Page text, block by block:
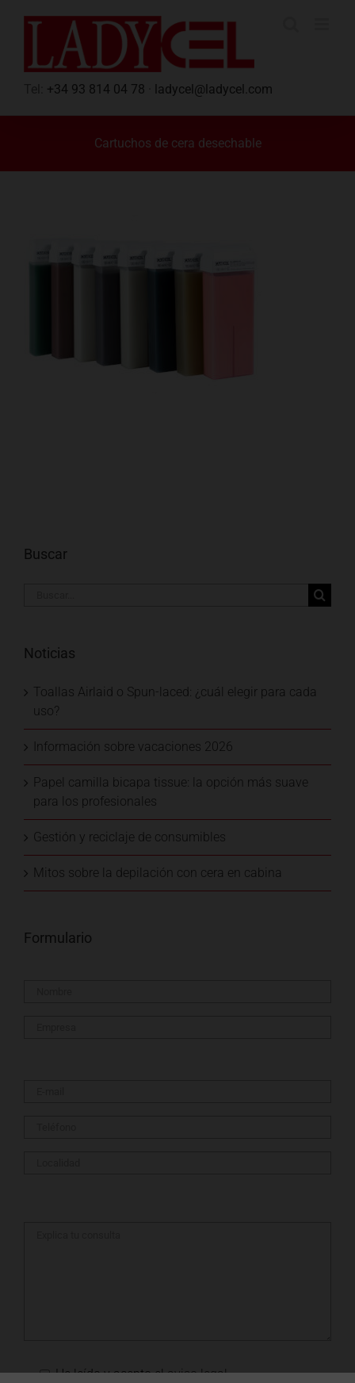
+34 93 814 04 78 ladycel@ladycel.com
Cartuchos de cera desechable
Buscar
Noticias
Toallas Airlaid o Spun-laced: ¿cuál elegir para cada
uso?
Información sobre vacaciones 2026
Papel camilla bicapa tissue: la opción más suave
para los profesionales
Gestión y reciclaje de consumibles
Mitos sobre la depilación con cera en cabina
Formulario
He leído y acepto elaviso legal